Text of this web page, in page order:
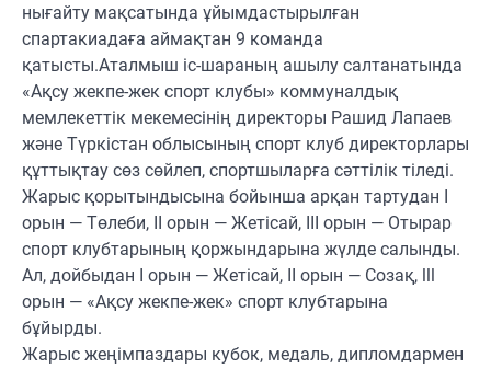
нығайту мақсатында ұйымдастырылған
спартакиадаға аймақтан 9 команда
қатысты.Аталмыш іс-шараның ашылу салтанатында
«Ақсу жекпе-жек спорт клубы» коммуналдық
мемлекеттік мекемесінің директоры Рашид Лапаев
және Түркістан облысының спорт клуб директорлары
құттықтау сөз сөйлеп, спортшыларға сәттілік тіледі.
Жарыс қорытындысына бойынша арқан тартудан І
орын — Төлеби, ІІ орын — Жетісай, III орын — Отырар
спорт клубтарының қоржындарына жүлде салынды.
Ал, дойбыдан I орын — Жетісай, II орын — Созақ, lll
орын — «Ақсу жекпе-жек» спорт клубтарына
бұйырды.
Жарыс жеңімпаздары кубок, медаль, дипломдармен